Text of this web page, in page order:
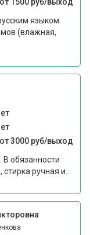
от 1500 руб/выход
языком.
(влажная,
от 3000 руб/выход
обязанности
ручная и...